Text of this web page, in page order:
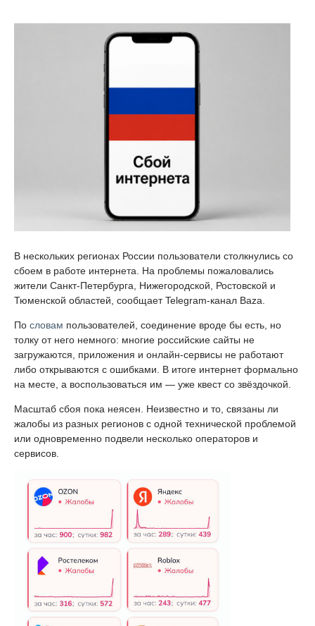
В нескольких регионах России пользователи столкнулись со
сбоем в работе интернета. На проблемы пожаловались
жители Санкт-Петербурга, Нижегородской, Ростовской и
Тюменской областей, сообщает Telegram-канал Baza.
По словам пользователей, соединение вроде бы есть, но
толку от него немного: многие российские сайты не
загружаются, приложения и онлайн-сервисы не работают
либо открываются с ошибками. В итоге интернет формально
на месте, а воспользоваться им — уже квест со звёздочкой.
Масштаб сбоя пока неясен. Неизвестно и то, связаны ли
жалобы из разных регионов с одной технической проблемой
или одновременно подвели несколько операторов и
сервисов.